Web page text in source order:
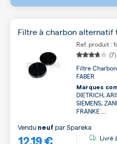
Filtre à charbon alternatif
Ref. produit :
(7)
Filtre
FABER
Marques
DIETRICH,
SIEMENS,
FRANKE ...
12,19 €
Vendu neuf parSpareka
Livré